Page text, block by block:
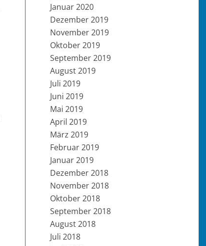
Januar 2020
Dezember 2019
November 2019
Oktober 2019
September 2019
August 2019
Juli 2019
Juni 2019
Mai 2019
April 2019
März 2019
Februar 2019
Januar 2019
Dezember 2018
November 2018
Oktober 2018
September 2018
August 2018
Juli 2018